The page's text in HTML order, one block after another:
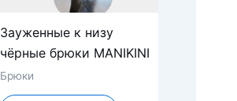
Зауженные к низу
чёрные брюки MANIKINI
Брюки